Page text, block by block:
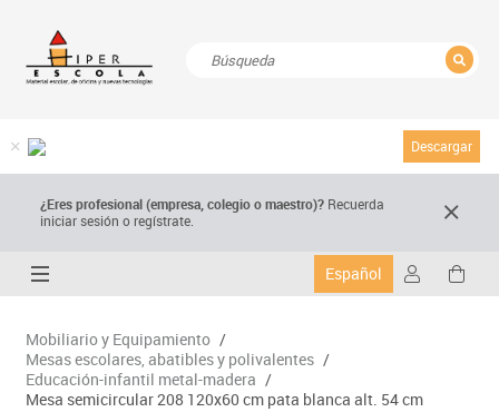
Descargar
¿Eres profesional (empresa, colegio o maestro)? Recuerda
iniciar sesión o regístrate.
Español
Mobiliario y Equipamiento /
Mesas escolares, abatibles y polivalentes /
Educación-infantil metal-madera /
Mesa semicircular 208 120x60 cm pata blanca alt. 54 cm